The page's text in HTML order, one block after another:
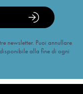
newsletter. Puoi annullare
alla fine di ogni